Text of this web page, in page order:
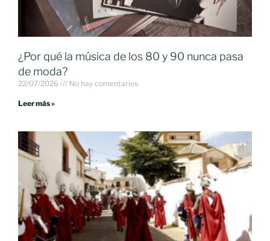
¿Por qué la música de los 80 y 90 nunca pasa
de moda?
22/07/2026 No hay comentarios
Leer más »